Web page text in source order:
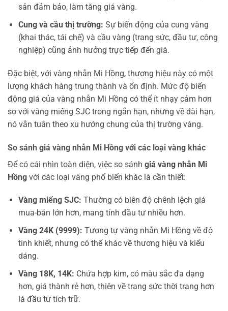
sản đảm bảo, làm tăng giá vàng.
Cung và cầu thị trường: Sự biến động của cung vàng
(khai thác, tái chế) và cầu vàng (trang sức, đầu tư, công
nghiệp) cũng ảnh hưởng trực tiếp đến giá.
Đặc biệt, với vàng nhẫn Mi Hồng, thương hiệu này có một
lượng khách hàng trung thành và ổn định. Mức độ biến
động giá của vàng nhẫn Mi Hồng có thể ít nhạy cảm hơn
so với vàng miếng SJC trong ngắn hạn, nhưng về dài hạn,
nó vẫn tuân theo xu hướng chung của thị trường vàng.
So sánh giá vàng nhẫn Mi Hồng với các loại vàng khác
Để có cái nhìn toàn diện, việc so sánh giá vàng nhẫn Mi
Hồng với các loại vàng phổ biến khác là cần thiết:
Vàng miếng SJC: Thường có biên độ chênh lệch giá
mua-bán lớn hơn, mang tính đầu tư nhiều hơn.
Vàng 24K (9999): Tương tự vàng nhẫn Mi Hồng về độ
tinh khiết, nhưng có thể khác về thương hiệu và kiểu
dáng.
Vàng 18K, 14K: Chứa hợp kim, có màu sắc đa dạng
hơn, giá thành rẻ hơn, thiên về trang sức thời trang hơn
là đầu tư tích trữ.